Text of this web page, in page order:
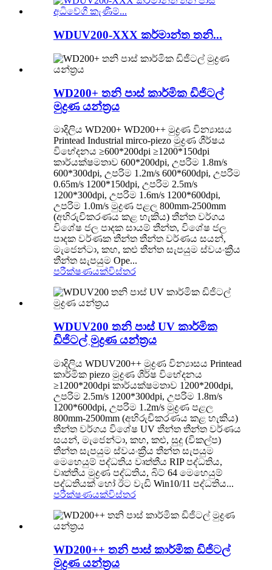
WDUV200-XXX කර්මාන්ත තනි...
WD200+ තනි පාස් කාර්මික ඩිජිටල්
මුද්‍රණ යන්ත්‍රය
මාදිලිය WD200+ WD200++ මුද්‍රණ වින්‍යාසය
Printead Industrial mirco-piezo මුද්‍රණ ශීර්ෂය
විභේදනය ≥600*200dpi ≥1200*150dpi
කාර්යක්ෂමතාව 600*200dpi, උපරිම 1.8m/s
600*300dpi, උපරිම 1.2m/s 600*600dpi, උපරිම
0.65m/s 1200*150dpi, උපරිම 2.5m/s
1200*300dpi, උපරිම 1.6m/s 1200*600dpi,
උපරිම 1.0m/s මුද්‍රණ පළල 800mm-2500mm
(අභිරුචිකරණය කළ හැකිය) තීන්ත වර්ගය
විශේෂ ජල පාදක සායම් තීන්ත, විශේෂ ජල
පාදක වර්ණක තීන්ත තීන්ත වර්ණය සයන්,
මැජෙන්ටා, කහ, කළු තීන්ත සැපයුම ස්වයංක්‍රීය
තීන්ත සැපයුම Ope...
පරීක්ෂණයක්විස්තර
WDUV200 තනි පාස් UV කාර්මික
ඩිජිටල් මුද්‍රණ යන්ත්‍රය
මාදිලිය WDUV200++ මුද්‍රණ වින්‍යාසය Printead
කාර්මික piezo මුද්‍රණ ශීර්ෂ විභේදනය
≥1200*200dpi කාර්යක්ෂමතාව 1200*200dpi,
උපරිම 2.5m/s 1200*300dpi, උපරිම 1.8m/s
1200*600dpi, උපරිම 1.2m/s මුද්‍රණ පළල
800mm-2500mm (අභිරුචිකරණය කළ හැකිය)
තීන්ත වර්ගය විශේෂ UV තීන්ත තීන්ත වර්ණය
සයන්, මැජෙන්ටා, කහ, කළු, සුදු (විකල්ප)
තීන්ත සැපයුම ස්වයංක්‍රීය තීන්ත සැපයුම
මෙහෙයුම් පද්ධතිය වෘත්තීය RIP පද්ධතිය,
වෘත්තීය මුද්‍රණ පද්ධතිය, බිට් 64 මෙහෙයුම්
පද්ධතියක් හෝ ඊට වැඩි Win10/11 පද්ධතිය...
පරීක්ෂණයක්විස්තර
WD200++ තනි පාස් කාර්මික ඩිජිටල්
මුද්‍රණ යන්ත්‍රය